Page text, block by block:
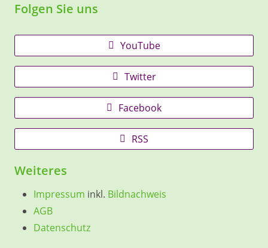
Folgen Sie uns
YouTube
Twitter
Facebook
RSS
Weiteres
Impressum inkl. Bildnachweis
AGB
Datenschutz